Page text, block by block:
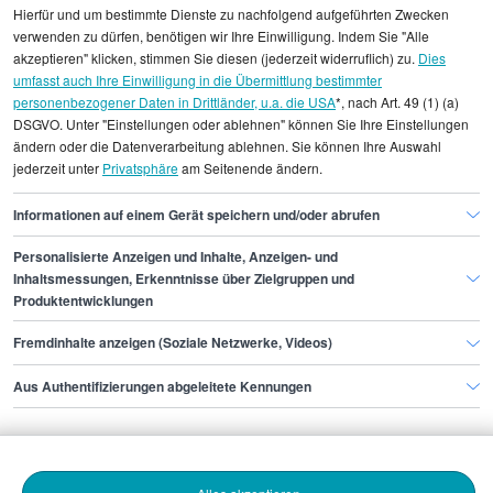
statistischen Erhebungen durch StepStone. Es sind
Durchschnittswerte und die Angaben können nicht
einzelnen Stellenangeboten zugeordnet werden.
Gehaltsinformationen
Gastronomie, Hotellerie
Bankettkoordinator/in
Bankettkoordinator/in Essen
Finde den Job,
der zu dir passt.
Bewerbende
Hierfür und um bestimmte Dienste zu nachfolgend aufgeführten Zwecken
verwenden zu dürfen, benötigen wir Ihre Einwilligung. Indem Sie "Alle
akzeptieren" klicken, stimmen Sie diesen (jederzeit widerruflich) zu. Dies
umfasst auch Ihre Einwilligung in die Übermittlung bestimmter
personenbezogener Daten in Drittländer, u.a. die USA*, nach Art. 49 (1) (a)
DSGVO. Unter "Einstellungen oder ablehnen" können Sie Ihre Einstellungen
ändern oder die Datenverarbeitung ablehnen. Sie können Ihre Auswahl
jederzeit unter Privatsphäream Seitenende ändern.
Informationen auf einem Gerät speichern und/oder abrufen
Personalisierte Anzeigen und Inhalte, Anzeigen- und
Inhaltsmessungen, Erkenntnisse über Zielgruppen und
Produktentwicklungen
Fremdinhalte anzeigen (Soziale Netzwerke, Videos)
Aus Authentifizierungen abgeleitete Kennungen